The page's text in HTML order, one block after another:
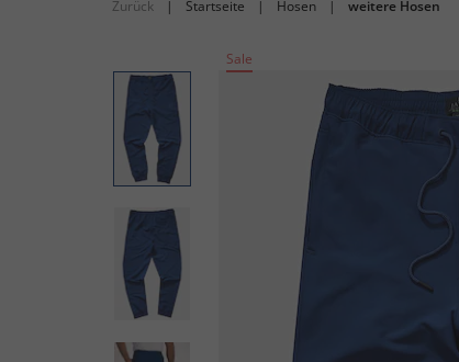
Zurück | Startseite | Hosen | weitere Hosen
Sale